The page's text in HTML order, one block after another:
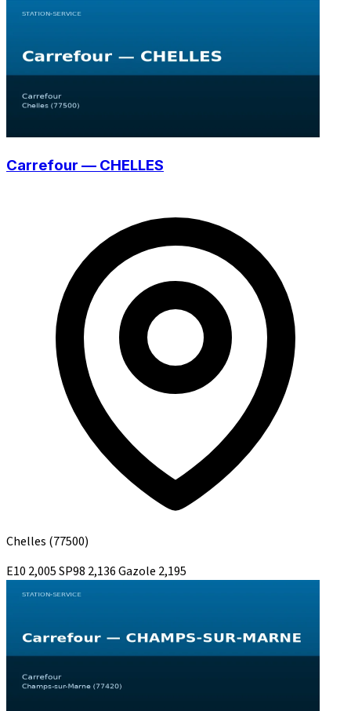
Carrefour — CHELLES
Chelles (77500)
E10 2,005SP98 2,136Gazole 2,195